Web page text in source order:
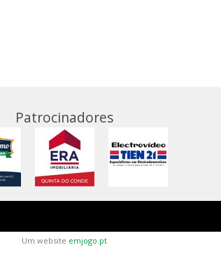
Patrocinadores
Um website emjogo.pt